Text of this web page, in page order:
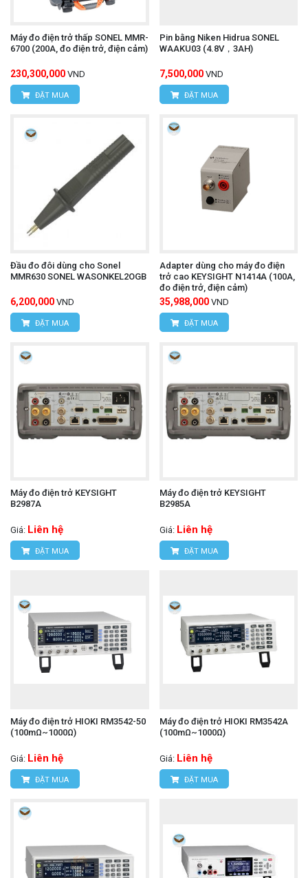
Máy đo điện trở thấp SONEL MMR-
6700 (200A, đo điện trở, điện cảm)
230,300,000 VND
ĐẶT MUA
Pin bằng Niken Hidrua SONEL
WAAKU03 (4.8V，3AH)
7,500,000 VND
ĐẶT MUA
Đầu đo đôi dùng cho Sonel
MMR630 SONEL WASONKEL2OGB
6,200,000 VND
ĐẶT MUA
Adapter dùng cho máy đo điện
trở cao KEYSIGHT N1414A (100A,
đo điện trở, điện cảm)
35,988,000 VND
ĐẶT MUA
Máy đo điện trở KEYSIGHT
B2987A
Giá: Liên hệ
ĐẶT MUA
Máy đo điện trở KEYSIGHT
B2985A
Giá: Liên hệ
ĐẶT MUA
Máy đo điện trở HIOKI RM3542-50
(100mΩ~1000Ω)
Giá: Liên hệ
ĐẶT MUA
Máy đo điện trở HIOKI RM3542A
(100mΩ~1000Ω)
Giá: Liên hệ
ĐẶT MUA